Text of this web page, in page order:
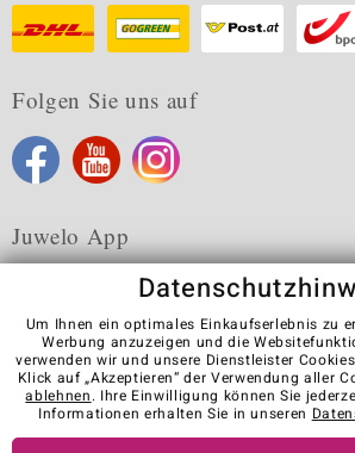
Folgen Sie uns auf
Juwelo App
Karriere AGB Datenschutz
Kontakt
Vertrag
Visit our stores in other
Um Ihnen ein optimales Einkaufserlebnis zu
Werbung anzuzeigen und die
verwenden wir und unsere Dienstleister
Klick auf „Akzeptieren“ der Verwendung aller
ablehnen. Ihre Einwilligung können Sie
Informationen erhalten Sie in unseren